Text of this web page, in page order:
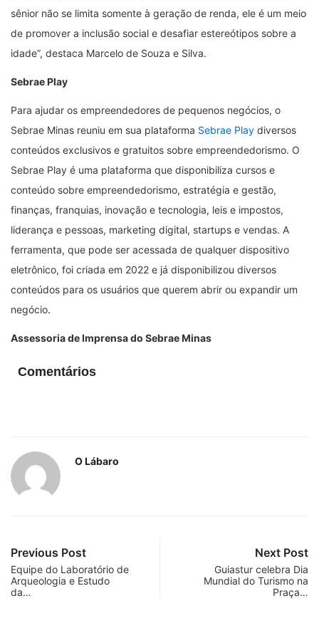
sênior não se limita somente à geração de renda, ele é um meio
de promover a inclusão social e desafiar estereótipos sobre a
idade”, destaca Marcelo de Souza e Silva.
Sebrae Play
Para ajudar os empreendedores de pequenos negócios, o
Sebrae Minas reuniu em sua plataforma Sebrae Play diversos
conteúdos exclusivos e gratuitos sobre empreendedorismo. O
Sebrae Play é uma plataforma que disponibiliza cursos e
conteúdo sobre empreendedorismo, estratégia e gestão,
finanças, franquias, inovação e tecnologia, leis e impostos,
liderança e pessoas, marketing digital, startups e vendas. A
ferramenta, que pode ser acessada de qualquer dispositivo
eletrônico, foi criada em 2022 e já disponibilizou diversos
conteúdos para os usuários que querem abrir ou expandir um
negócio.
Assessoria de Imprensa do Sebrae Minas
Comentários
O Lábaro
Previous Post
Equipe do Laboratório de
Arqueologia e Estudo
da…
Next Post
Guiastur celebra Dia
Mundial do Turismo na
Praça…